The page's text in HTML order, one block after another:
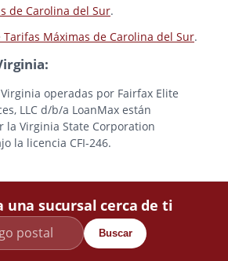
de Carolina del Sur.
Tarifas Máximas de Carolina del Sur.
operadas por Fairfax Elite
LLC d/b/a LoanMax están
la Virginia State Corporation
la licencia CFI-246.
una sucursal cerca de ti
Buscar